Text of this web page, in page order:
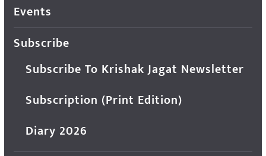
Events
Subscribe
Subscribe To Krishak Jagat Newsletter
Subscription (Print Edition)
Diary 2026